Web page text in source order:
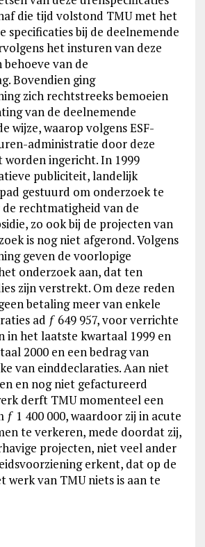
die tijd volstond TMU met het
specificaties bij de deelnemende
het insturen van deze
van de
Bovendien ging
zich rechtstreeks bemoeien
van de deelnemende
wijze, waarop volgens ESF-
administratie door deze
worden ingericht. In 1999
publiciteit, landelijk
gestuurd om onderzoek te
rechtmatigheid van de
zo ook bij de projecten van
is nog niet afgerond. Volgens
geven de voorlopige
onderzoek aan, dat ten
zijn verstrekt. Om deze reden
betaling meer van enkele
ad ƒ 649 957, voor verrichte
in het laatste kwartaal 1999 en
2000 en een bedrag van
van einddeclaraties. Aan niet
en nog niet gefactureerd
derft TMU momenteel een
ƒ 1 400 000, waardoor zij in acute
te verkeren, mede doordat zij,
projecten, niet veel ander
erkent, dat op de
werk van TMU niets is aan te